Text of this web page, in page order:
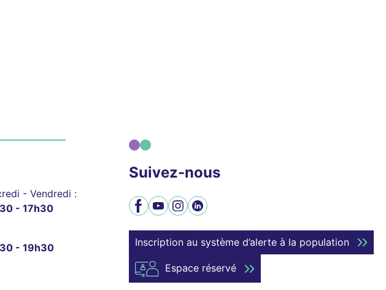
- Vendredi :
- 17h30
- 19h30
Suivez-nous
Facebook
YouTubeInstagram
LinkedIn
Inscription au système d’alerte à la population
Espace réservé